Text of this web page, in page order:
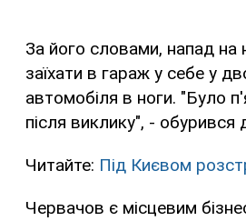
За його словами, напад на
заїхати в гараж у себе у
автомобіля в ноги. "Було
після виклику", - обурився
Читайте: Під Києвом
Червачов є місцевим